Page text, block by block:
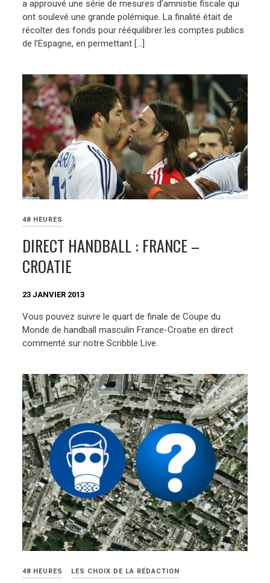
a approuvé une série de mesures d’amnistie fiscale qui
ont soulevé une grande polémique. La finalité était de
récolter des fonds pour rééquilibrer les comptes publics
de l’Espagne, en permettant […]
48 HEURES
DIRECT HANDBALL : FRANCE –
CROATIE
23 JANVIER 2013
Vous pouvez suivre le quart de finale de Coupe du
Monde de handball masculin France-Croatie en direct
commenté sur notre Scribble Live.
48 HEURES LES CHOIX DE LA RÉDACTION